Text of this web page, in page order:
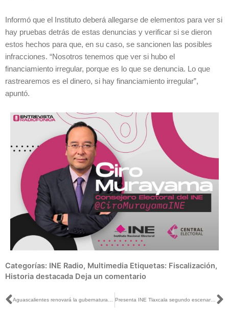
Informó que el Instituto deberá allegarse de elementos para ver si
hay pruebas detrás de estas denuncias y verificar si se dieron
estos hechos para que, en su caso, se sancionen las posibles
infracciones. “Nosotros tenemos que ver si hubo el
financiamiento irregular, porque es lo que se denuncia. Lo que
rastrearemos es el dinero, si hay financiamiento irregular”,
apuntó.
Categorías: INE Radio, Multimedia Etiquetas: Fiscalización,
Historia destacada Deja un comentario
Ant Presenta INE Tlaxcala segundo escenario de distritación federal y local